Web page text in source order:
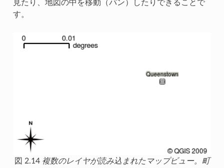
見たり、地図の中を移動（パン）したりできることで
す。
図 2.14 複数のレイヤが読み込まれたマップビュー。町